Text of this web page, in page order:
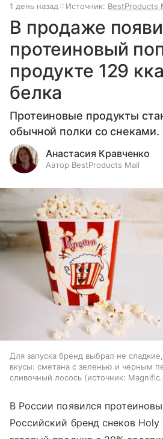
1 день назад Источник: BestProducts
В продаже
протеиновый
продукте 129
белка
Протеиновые продукты
обычной полки со снеками.
Анастасия Кравченко
Автор BestProducts Mail
Для запуска бренд выбрал не
вкусы: сметана с зеленью и черным
сливочный лосось
источник:
В России появился
Российский бренд снеков